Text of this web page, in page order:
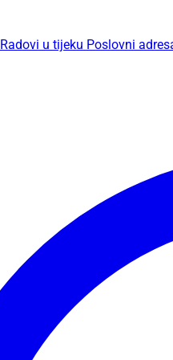
Radovi u tijeku Poslovni